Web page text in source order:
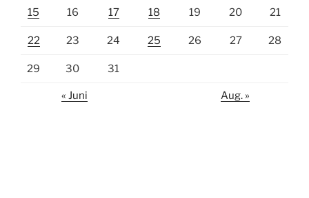
15 16 17 18 19 20 21
22 23 24 25 26 27 28
29 30 31
« Juni Aug. »